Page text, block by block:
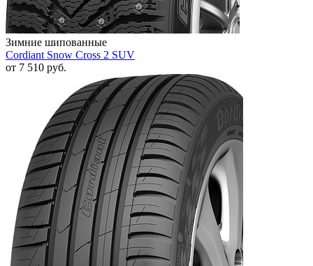
Зимние шипованные
Cordiant Snow Cross 2 SUV
от 7 510 руб.